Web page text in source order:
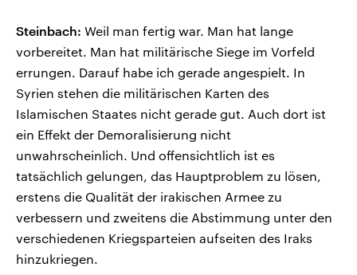
Steinbach: Weil man fertig war. Man hat lange
vorbereitet. Man hat militärische Siege im Vorfeld
errungen. Darauf habe ich gerade angespielt. In
Syrien stehen die militärischen Karten des
Islamischen Staates nicht gerade gut. Auch dort ist
ein Effekt der Demoralisierung nicht
unwahrscheinlich. Und offensichtlich ist es
tatsächlich gelungen, das Hauptproblem zu lösen,
erstens die Qualität der irakischen Armee zu
verbessern und zweitens die Abstimmung unter den
verschiedenen Kriegsparteien aufseiten des Iraks
hinzukriegen.